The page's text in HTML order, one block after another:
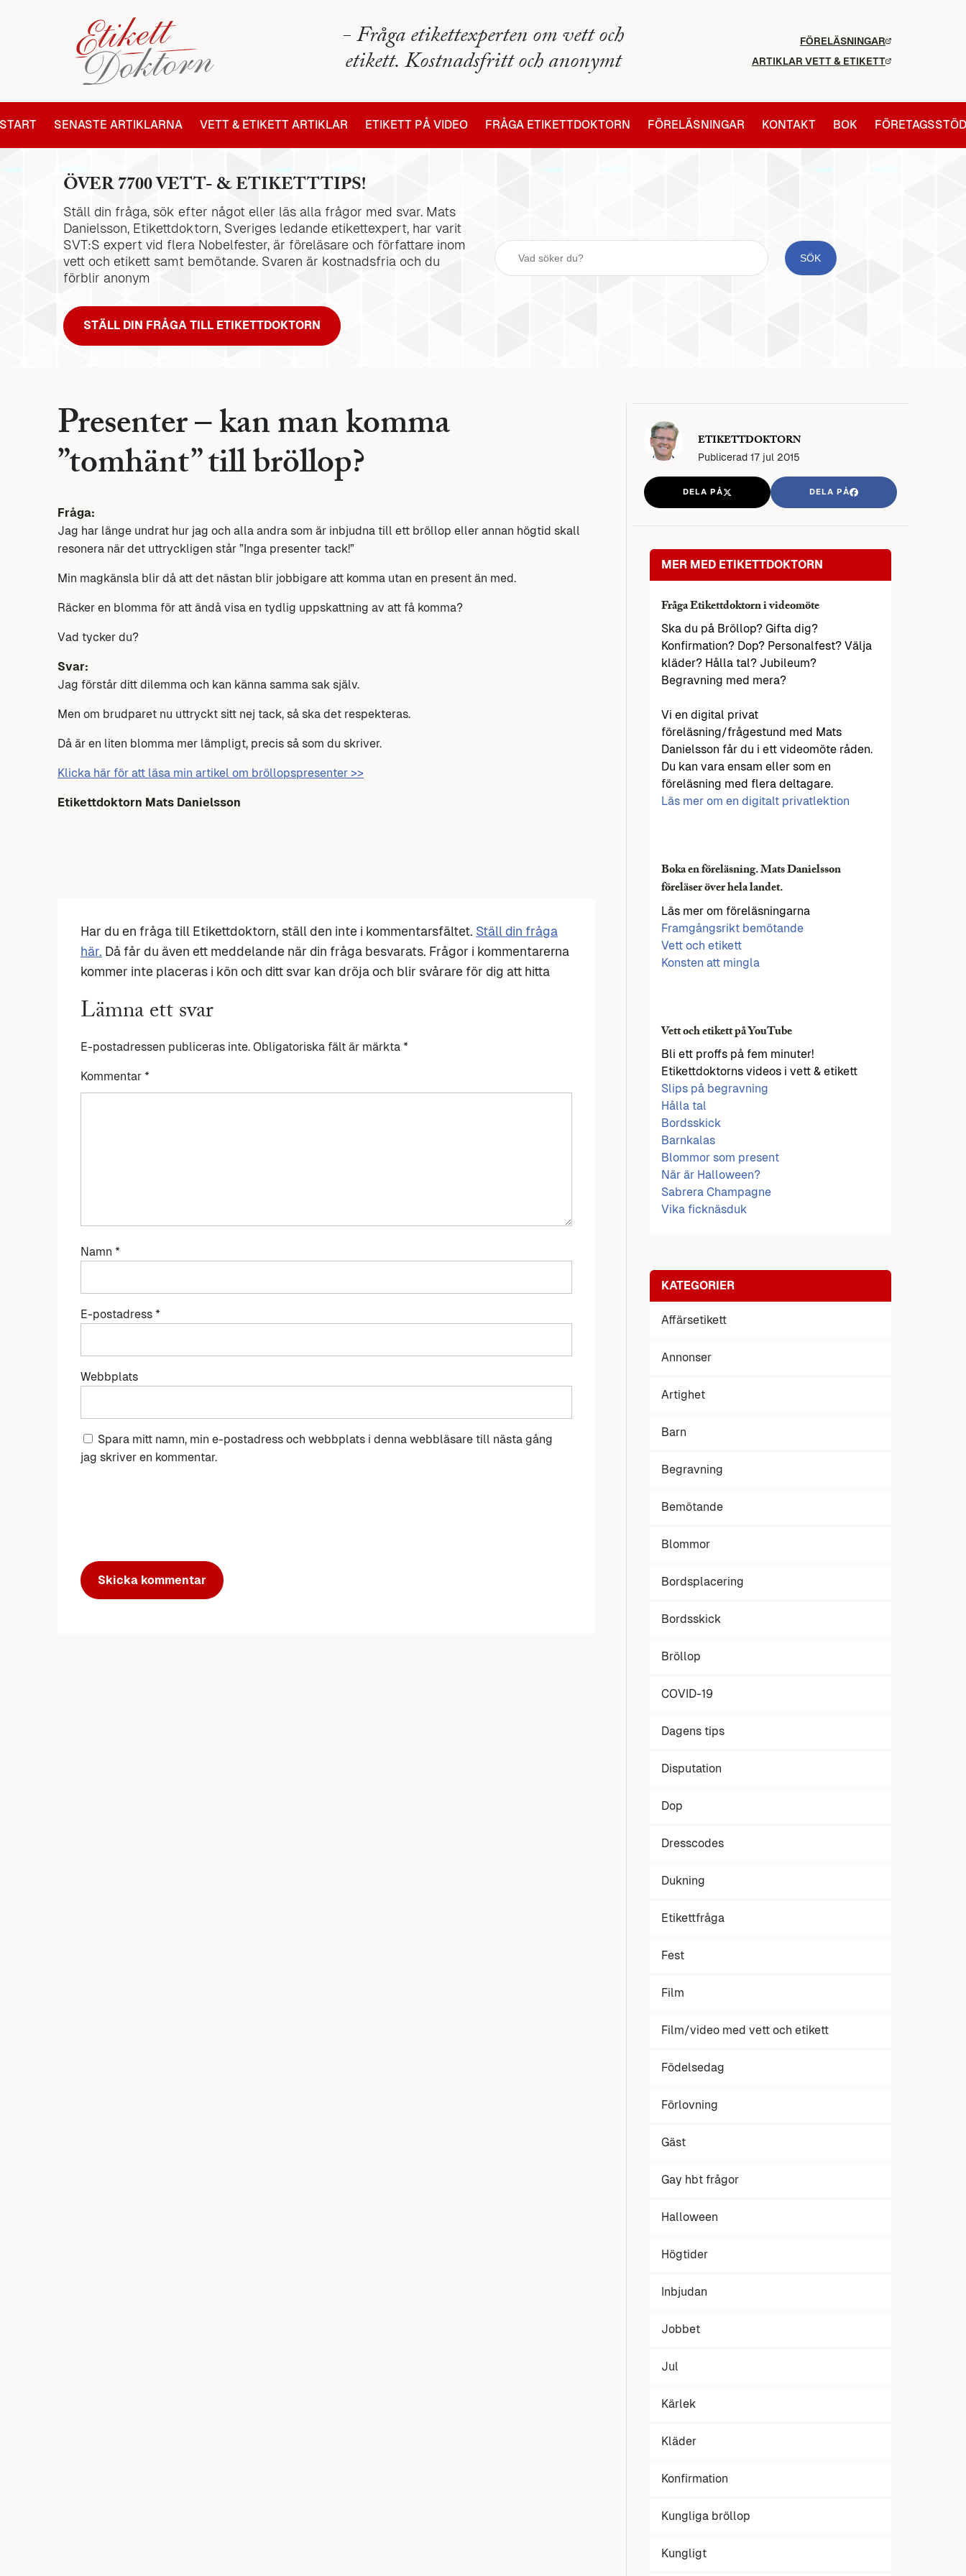
- Fråga etikettexperten om vett och
etikett. Kostnadsfritt och anonymt
FÖRELÄSNINGAR
ARTIKLAR VETT & ETIKETT
START SENASTE ARTIKLARNA VETT & ETIKETT ARTIKLAR ETIKETT PÅ VIDEO FRÅGA ETIKETTDOKTORN FÖRELÄSNINGAR KONTAKT BOK FÖRETAGSSTÖD
ÖVER 7700 VETT- & ETIKETTTIPS!
Ställ din fråga, sök efter något eller läs alla frågor med svar. Mats
Danielsson, Etikettdoktorn, Sveriges ledande etikettexpert, har varit
SVT:S expert vid flera Nobelfester, är föreläsare och författare inom
vett och etikett samt bemötande. Svaren är kostnadsfria och du
förblir anonym
STÄLL DIN FRÅGA TILL ETIKETTDOKTORN
Presenter – kan man komma
”tomhänt” till bröllop?
Fråga:
Jag har länge undrat hur jag och alla andra som är inbjudna till ett bröllop eller annan högtid skall
resonera när det uttryckligen står ”Inga presenter tack!”
Min magkänsla blir då att det nästan blir jobbigare att komma utan en present än med.
Räcker en blomma för att ändå visa en tydlig uppskattning av att få komma?
Vad tycker du?
Svar:
Jag förstår ditt dilemma och kan känna samma sak själv.
Men om brudparet nu uttryckt sitt nej tack, så ska det respekteras.
Då är en liten blomma mer lämpligt, precis så som du skriver.
Klicka här för att läsa min artikel om bröllopspresenter >>
Etikettdoktorn Mats Danielsson
Har du en fråga till Etikettdoktorn, ställ den inte i kommentarsfältet. Ställ din fråga
här. Då får du även ett meddelande när din fråga besvarats. Frågor i kommentarerna
kommer inte placeras i kön och ditt svar kan dröja och blir svårare för dig att hitta
Lämna ett svar
E-postadressen publiceras inte. Obligatoriska fält är märkta *
Kommentar *
Namn *
E-postadress *
Webbplats
Spara mitt namn, min e-postadress och webbplats i denna webbläsare till nästa gång
jag skriver en kommentar.
ETIKETTDOKTORN
Publicerad 17 jul 2015
DELA PÅ DELA PÅ
MER MED ETIKETTDOKTORN
Fråga Etikettdoktorn i videomöte
Ska du på Bröllop? Gifta dig?
Konfirmation? Dop? Personalfest? Välja
kläder? Hålla tal? Jubileum?
Begravning med mera?
Vi en digital privat
föreläsning/frågestund med Mats
Danielsson får du i ett videomöte råden.
Du kan vara ensam eller som en
föreläsning med flera deltagare.
Läs mer om en digitalt privatlektion
Boka en föreläsning. Mats Danielsson
föreläser över hela landet.
Läs mer om föreläsningarna
Framgångsrikt bemötande
Vett och etikett
Konsten att mingla
Vett och etikett på YouTube
Bli ett proffs på fem minuter!
Etikettdoktorns videos i vett & etikett
Slips på begravning
Hålla tal
Bordsskick
Barnkalas
Blommor som present
När är Halloween?
Sabrera Champagne
Vika ficknäsduk
KATEGORIER
Affärsetikett
Annonser
Artighet
Barn
Begravning
Bemötande
Blommor
Bordsplacering
Bordsskick
Bröllop
COVID-19
Dagens tips
Disputation
Dop
Dresscodes
Dukning
Etikettfråga
Fest
Film
Film/video med vett och etikett
Födelsedag
Förlovning
Gäst
Gay hbt frågor
Halloween
Högtider
Inbjudan
Jobbet
Jul
Kärlek
Kläder
Konfirmation
Kungliga bröllop
Kungligt